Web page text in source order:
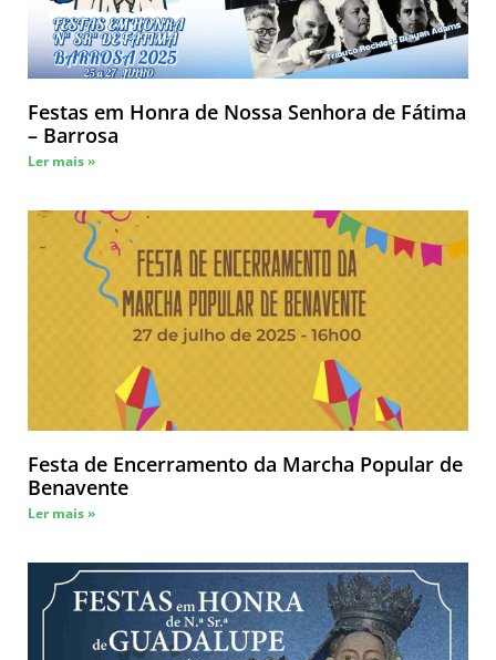
Festas em Honra de Nossa Senhora de Fátima
– Barrosa
Ler mais »
Festa de Encerramento da Marcha Popular de
Benavente
Ler mais »